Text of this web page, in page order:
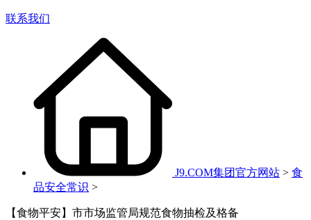
联系我们
J9.COM集团官方网站 > 食
品安全常识 >
【食物平安】市市场监管局规范食物抽检及格备